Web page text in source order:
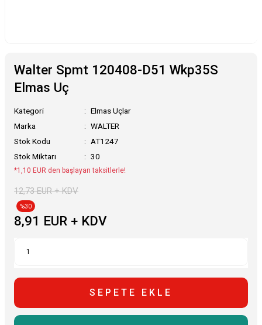
Walter Spmt 120408-D51 Wkp35S
Elmas Uç
Kategori
Elmas Uçlar
Marka
WALTER
Stok Kodu
AT1247
Stok Miktarı
30
*1,10 EUR den başlayan taksitlerle!
12,73 EUR + KDV
%30
8,91 EUR + KDV
SEPETE EKLE